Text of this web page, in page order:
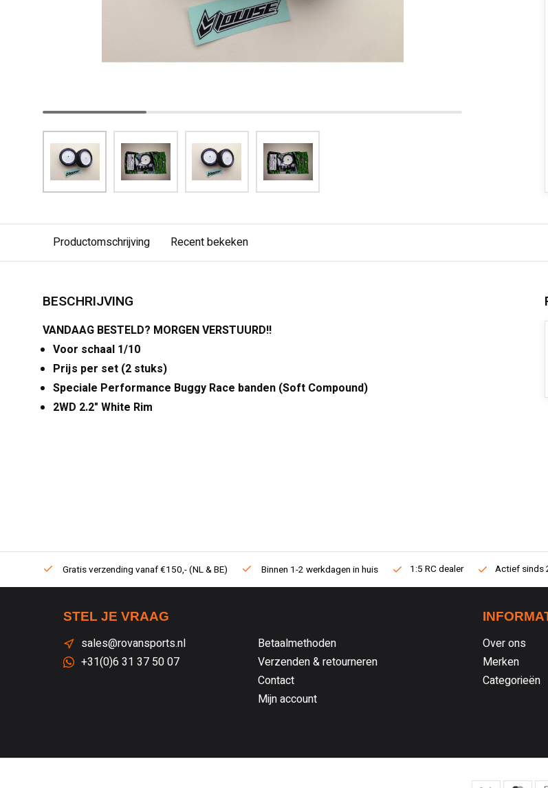
Productomschrijving Recent bekeken
BESCHRIJVING
VANDAAG BESTELD? MORGEN VERSTUURD!!
Voor schaal 1/10
Prijs per set (2 stuks)
Speciale Performance Buggy Race banden (Soft Compound)
2WD 2.2" White Rim
Gratis verzending vanaf €150,- (NL & BE) Binnen 1-2 werkdagen in huis 1:5 RC dealer Actief sinds
STEL JE VRAAG
sales@rovansports.nl
+31(0)6 31 37 50 07
Betaalmethoden
Verzenden & retourneren
Contact
Mijn account
Over ons
Merken
Categorieën